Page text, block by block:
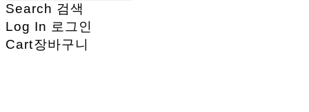
Search 검색
Log In 로그인
Cart장바구니